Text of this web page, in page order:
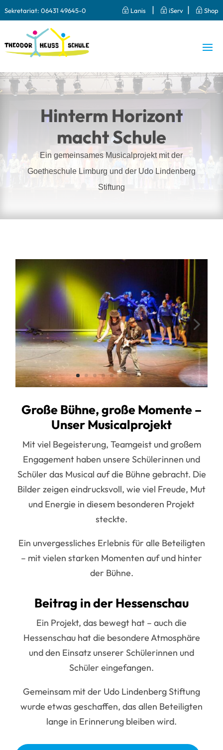
Sekretariat: 06431 49645-0 ~ Lanis | ~ iServ | ~ Shop
Hinterm Horizont
macht Schule
Ein gemeinsames Musicalprojekt mit der
Goetheschule Limburg und der Udo Lindenberg
Stiftung
Große Bühne, große Momente –
Unser Musicalprojekt
Mit viel Begeisterung, Teamgeist und großem
Engagement haben unsere Schülerinnen und
Schüler das Musical auf die Bühne gebracht. Die
Bilder zeigen eindrucksvoll, wie viel Freude, Mut
und Energie in diesem besonderen Projekt
steckte.
Ein unvergessliches Erlebnis für alle Beteiligten
– mit vielen starken Momenten auf und hinter
der Bühne.
Beitrag in der Hessenschau
Ein Projekt, das bewegt hat – auch die
Hessenschauhat die besondere Atmosphäre
und den Einsatz unserer Schülerinnen und
Schüler eingefangen.
Gemeinsam mit der Udo Lindenberg Stiftung
wurde etwas geschaffen, das allen Beteiligten
lange in Erinnerung bleiben wird.